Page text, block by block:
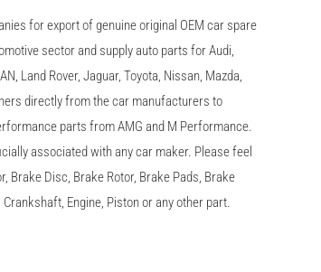
for export of genuine original OEM car spare
sector and supply auto parts for Audi,
Land Rover, Jaguar, Toyota, Nissan, Mazda,
directly from the car manufacturers to
parts from AMG and M Performance.
associated with any car maker. Please feel
Brake Disc, Brake Rotor, Brake Pads, Brake
Engine, Piston or any other part.